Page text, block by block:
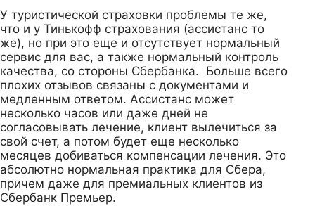
У туристической страховки проблемы те же,
что и у Тинькофф страхования (ассистанс то
же), но при это еще и отсутствует нормальный
сервис для вас, а также нормальный контроль
качества, со стороны Сбербанка. Больше всего
плохих отзывов связаны с документами и
медленным ответом. Ассистанс может
несколько часов или даже дней не
согласовывать лечение, клиент вылечиться за
свой счет, а потом будет еще несколько
месяцев добиваться компенсации лечения. Это
абсолютно нормальная практика для Сбера,
причем даже для премиальных клиентов из
Сбербанк Премьер.